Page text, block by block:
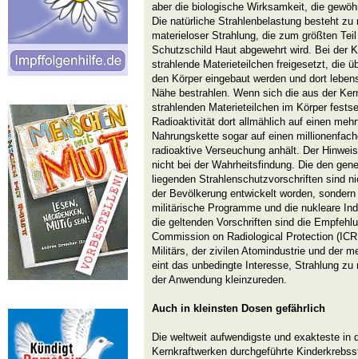
aber die biologische Wirksamkeit, die
Die natürliche Strahlenbelastung besteht
materieloser Strahlung, die zum größten
Schutzschild Haut abgewehrt wird. Bei der
strahlende Materieteilchen freigesetzt, die
den Körper eingebaut werden und dort
Nähe bestrahlen. Wenn sich die aus der
strahlenden Materieteilchen im Körper
Radioaktivität dort allmählich auf einen
Nahrungskette sogar auf einen
radioaktive Verseuchung anhält. Der
nicht bei der Wahrheitsfindung. Die den
liegenden Strahlenschutzvorschriften sind
der Bevölkerung entwickelt worden,
militärische Programme und die nukleare
die geltenden Vorschriften sind die
Commission on Radiological Protection
Militärs, der zivilen Atomindustrie und der
eint das unbedingte Interesse, Strahlung
der Anwendung kleinzureden.
Auch in kleinsten Dosen gefährlich
Die weltweit aufwendigste und exakteste in
Kernkraftwerken durchgeführte